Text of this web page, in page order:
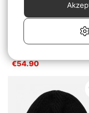
Lemmel Beanie Kapell
€54.90